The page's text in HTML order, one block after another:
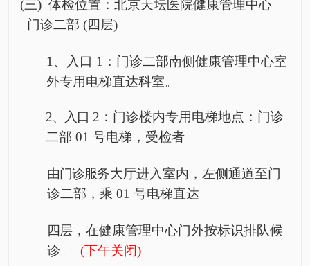
(三) 体检位置：北京天坛医院健康管理中心
门诊二部 (四层)
1、入 口 1：门诊二部南侧健康管理中心室
外专用电梯直达科室。
2、入口 2：门诊楼内专用电梯地点：门诊
二部 01 号电梯，受检者
由门诊服务大厅进入室内，左侧通道至门
诊二部，乘 01 号电梯直达
四层，在健康管理中心门外按标识排队候
诊。
(下午关闭)